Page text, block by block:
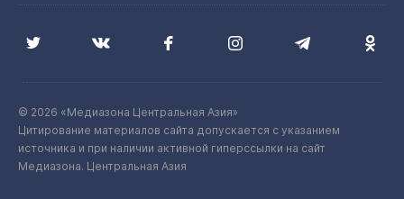
© 2026 «Медиазона Центральная Азия»
Цитирование материалов сайта допускается с указанием
источника и при наличии активной гиперссылки на сайт
Медиазона. Центральная Азия